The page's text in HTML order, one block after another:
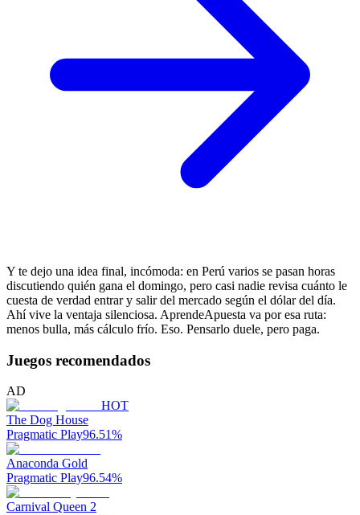
Y te dejo una idea final, incómoda: en Perú varios se pasan horas
discutiendo quién gana el domingo, pero casi nadie revisa cuánto le
cuesta de verdad entrar y salir del mercado según el dólar del día.
Ahí vive la ventaja silenciosa. AprendeApuesta va por esa ruta:
menos bulla, más cálculo frío. Eso. Pensarlo duele, pero paga.
Juegos recomendados
AD
HOT
The Dog House
Pragmatic Play96.51%
Anaconda Gold
Pragmatic Play96.54%
Carnival Queen 2